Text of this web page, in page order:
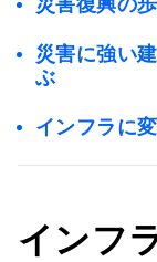
災害に強い
ぶ
インフラに
インフ